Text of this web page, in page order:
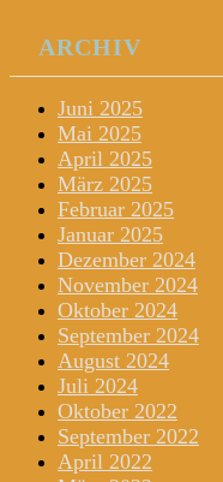
ARCHIV
Juni 2025
Mai 2025
April 2025
März 2025
Februar 2025
Januar 2025
Dezember 2024
November 2024
Oktober 2024
September 2024
August 2024
Juli 2024
Oktober 2022
September 2022
April 2022